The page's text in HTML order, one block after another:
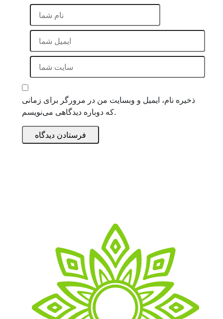
ذخیره نام، ایمیل و وبسایت من در مرورگر برای زمانی
که دوباره دیدگاهی می‌نویسم.